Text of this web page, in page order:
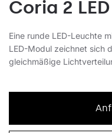
Coria 2 LED
Eine runde LED-Leuchte
LED-Modul zeichnet sich
gleichmäßige